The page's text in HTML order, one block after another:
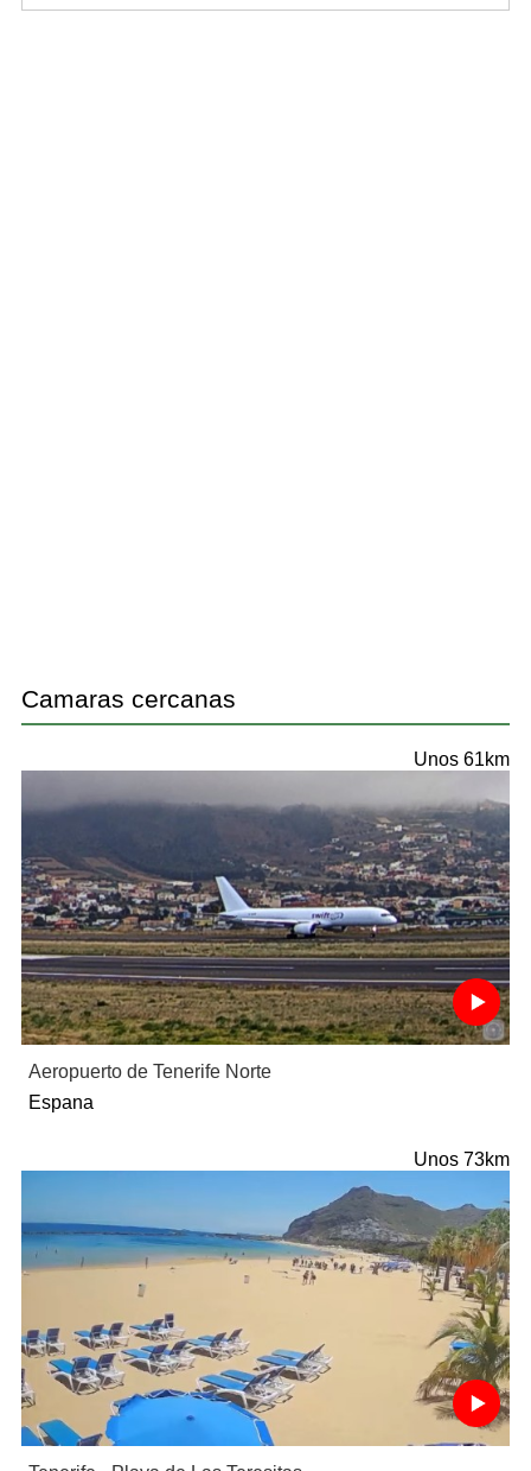
Camaras cercanas
Unos 61km
Aeropuerto de Tenerife Norte
Espana
Unos 73km